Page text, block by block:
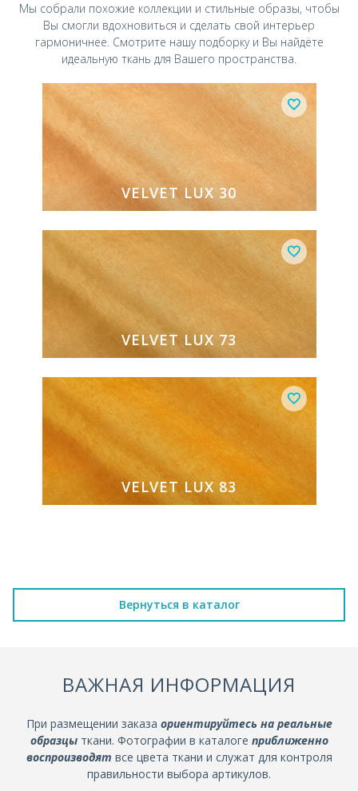
Мы собрали похожие коллекции и стильные образы, чтобы
Вы смогли вдохновиться и сделать свой интерьер
гармоничнее. Смотрите нашу подборку и Вы найдёте
идеальную ткань для Вашего пространства.
VELVET LUX 30
VELVET LUX 73
VELVET LUX 83
Вернуться в каталог
ВАЖНАЯ ИНФОРМАЦИЯ
При размещении заказа ориентируйтесь на реальные
образцыткани. Фотографии в каталоге приближенно
воспроизводят все цвета ткани и служат для контроля
правильности выбора артикулов.